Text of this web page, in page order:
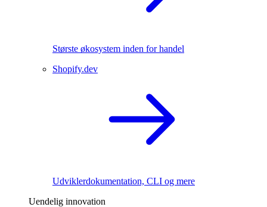
Største økosystem inden for handel
Shopify.dev
Udviklerdokumentation, CLI og mere
Uendelig innovation